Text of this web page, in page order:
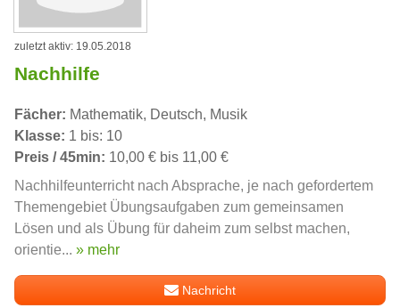
zuletzt aktiv: 19.05.2018
Nachhilfe
Fächer: Mathematik, Deutsch, Musik
Klasse: 1 bis: 10
Preis / 45min: 10,00 € bis 11,00 €
Nachhilfeunterricht nach Absprache, je nach gefordertem
Themengebiet Übungsaufgaben zum gemeinsamen
Lösen und als Übung für daheim zum selbst machen,
orientie... » mehr
Nachricht